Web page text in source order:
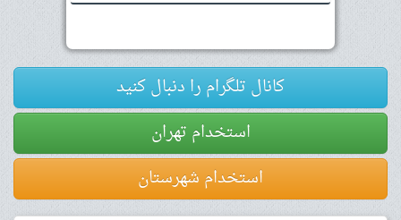
کانال تلگرام را دنبال کنید
استخدام تهران
استخدام شهرستان